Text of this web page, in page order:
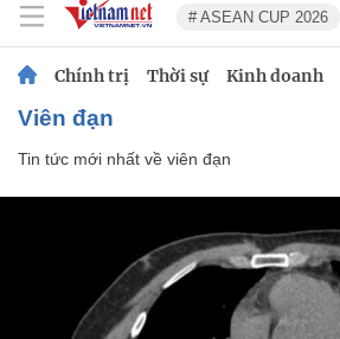
# ASEAN CUP 2026
Chính trị Thời sự Kinh doanh
viên đạn
Tin tức mới nhất về viên đạn